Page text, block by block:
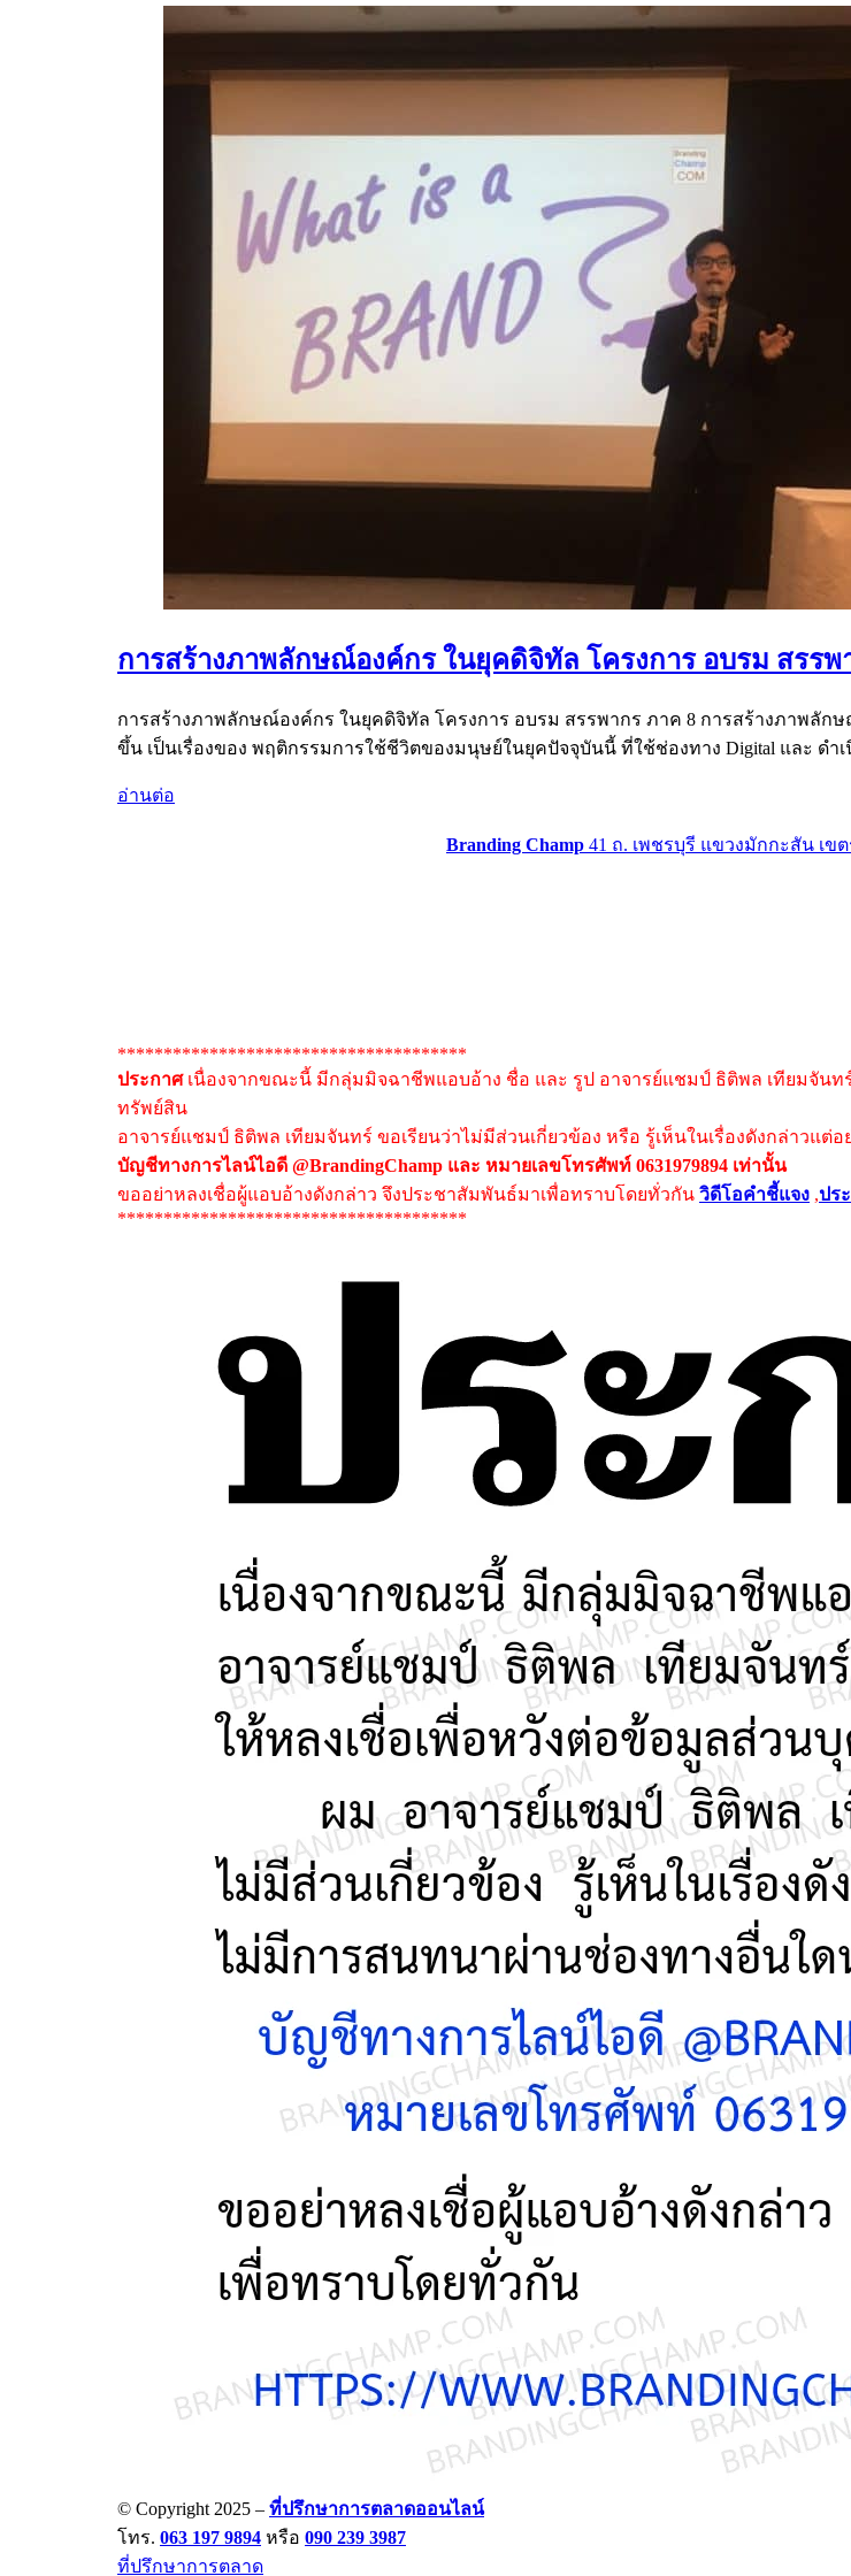
การสร้างภาพลักษณ์องค์กร ในยุคดิจิทัล โครงการ อบรม สรรพ
การสร้างภาพลักษณ์องค์กร ในยุคดิจิทัล โครงการ อบรม สรรพากร ภาค 8 การสร้างภาพลัก
ขึ้น เป็นเรื่องของ พฤติกรรมการใช้ชีวิตของมนุษย์ในยุคปัจจุบันนี้ ที่ใช้ช่องทาง Digital และ ดำ
อ่านต่อ
Branding Champ 41 ถ. เพชรบุรี แขวงมักกะสัน เข
**************************************
ประกาศเนื่องจากขณะนี้ มีกลุ่มมิจฉาชีพแอบอ้าง ชื่อ และ รูป อาจารย์แชมป์ ธิติพล เทียมจัน
ทรัพย์สิน
อาจารย์แชมป์ ธิติพล เทียมจันทร์ ขอเรียนว่าไม่มีส่วนเกี่ยวข้อง หรือ รู้เห็นในเรื่องดังกล่าวแ
บัญชีทางการไลน์ไอดี @BrandingChamp และ หมายเลขโทรศัพท์ 0631979894 เท่านั้น
ขออย่าหลงเชื่อผู้แอบอ้างดังกล่าว จึงประชาสัมพันธ์มาเพื่อทราบโดยทั่วกัน วิดีโอคำชี้แจง ,ปร
**************************************
© Copyright 2025 – ที่ปรึกษาการตลาดออนไลน์
โทร. 063 197 9894 หรือ 090 239 3987
ที่ปรึกษาการตลาด